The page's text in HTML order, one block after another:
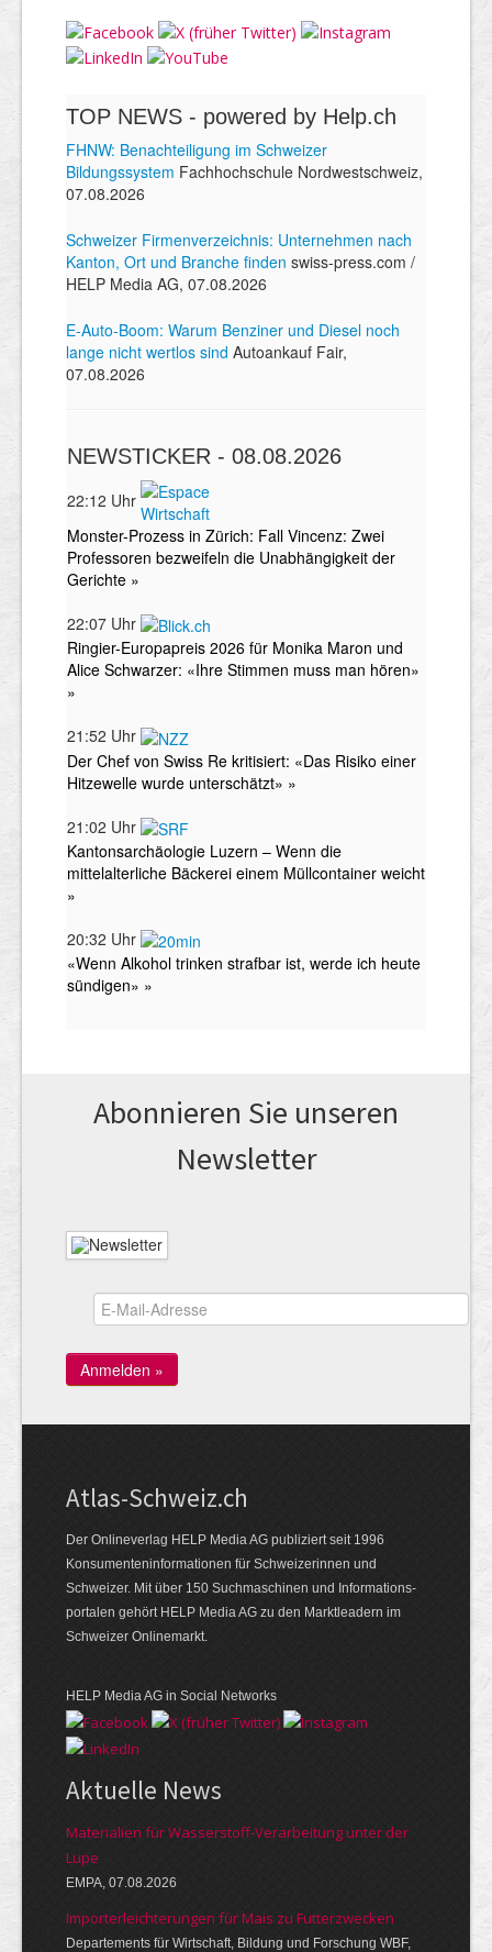
Abonnieren Sie unseren
News­letter
Atlas-Schweiz.ch
Der Onlineverlag HELP Media AG publiziert seit 1996
Konsumenten­infor­mationen für Schwei­zerinnen und
Schweizer. Mit über 150 Such­ma­schinen und Infor­mations­
portalen gehört HELP Media AG zu den Markt­leadern im
Schweizer Onlinemarkt.
HELP Media AG in Social Networks
Aktuelle News
Materialien für Wasserstoff-Verarbeitung unter der
Lupe
EMPA, 07.08.2026
Importerleichterungen für Mais zu Futterzwecken
Departements für Wirtschaft, Bildung und Forschung WBF,